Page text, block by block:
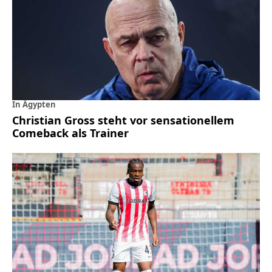
In Ägypten
Christian Gross steht vor sensationellem
Comeback als Trainer